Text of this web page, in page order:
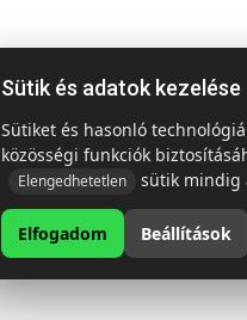
Kezdőlap Termékek
Sütik és adatok kezelése
Sütiket és hasonló
közösségi funkciók
Elengedhetetlen sütik mindig
Elfogadom Beállítások